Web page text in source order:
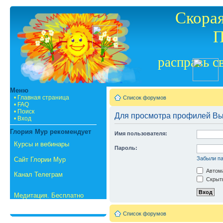
расправь
Меню
• Главная страница
• FAQ
• Поиск
• Вход
Глория Мур рекомендует
Курсы и вебинары
Сайт Глории Мур
Канал Телеграм
Медитация. Бесплатно
Список форумов
Для просмотра профилей
Имя пользователя:
Пароль:
Забыли
Список форумов